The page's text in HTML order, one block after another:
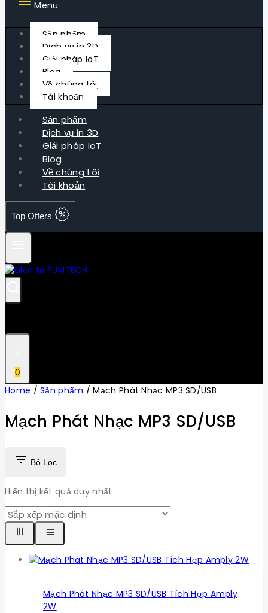
Menu
Sản phẩm
Dịch vụ in 3D
Giải pháp IoT
Blog
Về chúng tôi
Tài khoản
Sản phẩm
Dịch vụ in 3D
Giải pháp IoT
Blog
Về chúng tôi
Tài khoản
Top Offers
0
Home / Sản phẩm / Mạch Phát Nhạc MP3 SD/USB
Mạch Phát Nhạc MP3 SD/USB
Bộ Lọc
Hiển thị kết quả duy nhất
Mạch Phát Nhạc MP3 SD/USB Tích Hợp Amply
2W